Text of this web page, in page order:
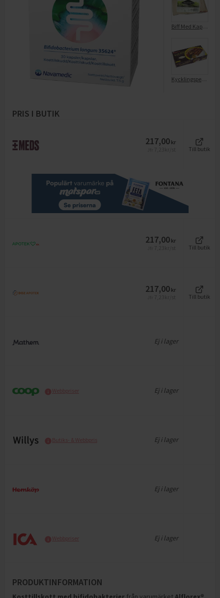
Biff Med Kappa Bit
Kycklingspett Yakitori Satay Med Jordnötssås
PRIS I BUTIK
217,00 kr
Till butik
217,00 kr
Till butik
217,00 kr
Till butik
Ej i lager
Webbpriser Ej i lager
Butiks- & Webbpris Ej i lager
Ej i lager
Webbpriser Ej i lager
PRODUKTINFORMATION